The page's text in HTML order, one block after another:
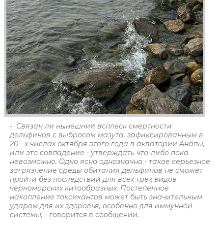
- Связан ли нынешний всплеск смертности
дельфинов с выбросом мазута, зафиксированным в
20 - х числах октября этого года в акватории Анапы,
или это совпадение - утверждать что-либо пока
невозможно. Одно ясно однозначно - такое серьезное
загрязнение среды обитания дельфинов не сможет
пройти без последствий для всех трех видов
черноморских китообразных. Постепенное
накопление токсикантов может быть значительным
ударом для их здоровья, особенно для иммунной
системы, - говорится в сообщении.